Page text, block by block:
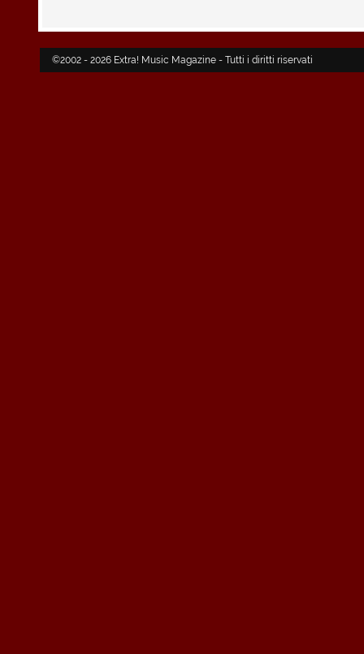
©2002 - 2026 Extra! Music Magazine - Tutti i diritti riservati